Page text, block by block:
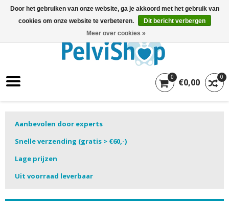
0
0 €0,00
Aanbevolen door experts
Snelle verzending (gratis > €60,-)
Lage prijzen
Uit voorraad leverbaar
Door het gebruiken van onze website, ga je akkoord met het gebruik van
cookies om onze website te verbeteren.
Dit bericht verbergen
Meer over cookies »